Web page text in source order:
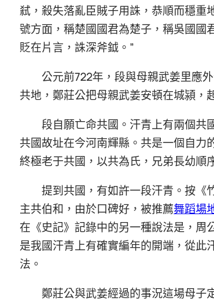
弒，殺失落亂臣賊子用誅，恭順而穩
號方面，稱楚國國君為楚子，稱吳國國
貶在片言，誅深斧鉞。”
公元前722年，段與母親武姜里應
共地，鄭莊公把母親武姜安頓在城潁，
段自願亡命共國。汗青上有兩個共
共國故址在今河南輝縣。共是一個自力
終極老于共國，以共為氏，兄弟長幼順
提到共國，有如許一段汗青。按《
主共伯和，由於口碑好，被推薦舞蹈場
在《史記》記錄中的另一種說法是，周
是我國汗青上有確實編年的開端，從
法。
鄭莊公與武姜經過的事況這場母子